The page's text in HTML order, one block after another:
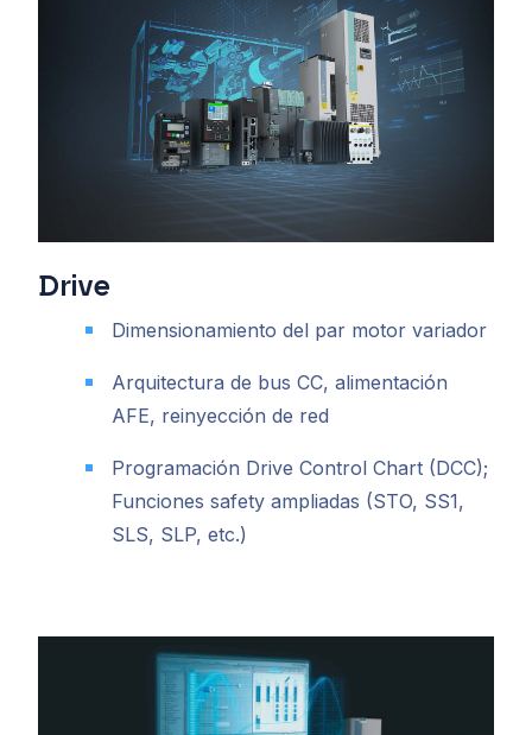
Drive
Dimensionamiento del par motor variador
Arquitectura de bus CC, alimentación
AFE, reinyección de red
Programación Drive Control Chart (DCC);
Funciones safety ampliadas (STO, SS1,
SLS, SLP, etc.)